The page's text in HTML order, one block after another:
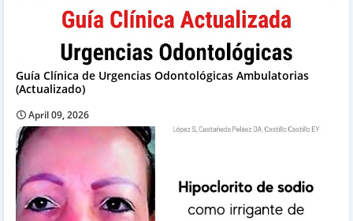
Guía Clínica de Urgencias Odontológicas Ambulatorias
(Actualizado)
April 09, 2026